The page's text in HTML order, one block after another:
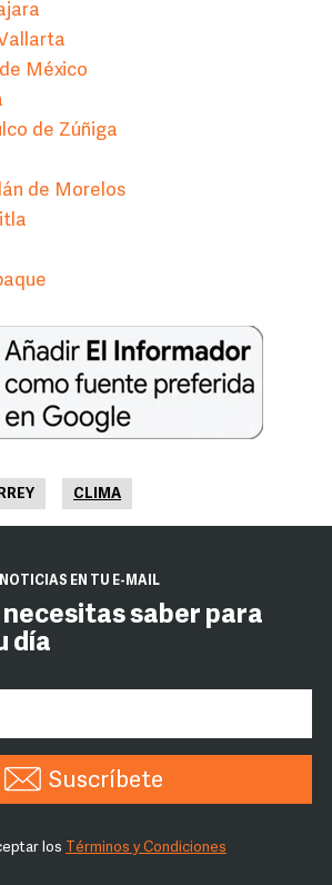
México
de Zúñiga
de Morelos
CLIMA
EN TU E-MAIL
necesitas saber para
día
Suscríbete
los Términos y Condiciones